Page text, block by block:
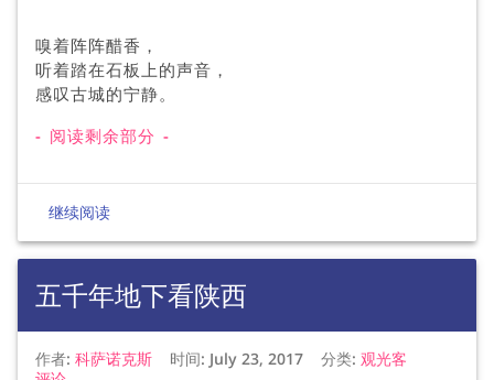
嗅着阵阵醋香，
听着踏在石板上的声音，
感叹古城的宁静。
- 阅读剩余部分 -
继续阅读
五千年地下看陕西
作者: 科萨诺克斯 时间: July 23, 2017 分类: 观光客